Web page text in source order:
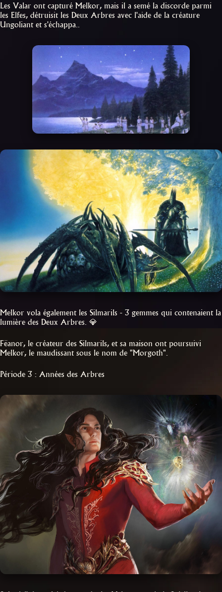
Les Valar ont capturé Melkor, mais il a semé la discorde parmi
les Elfes, détruisit les Deux Arbres avec l'aide de la créature
Ungoliant et s'échappa..
Melkor vola également les Silmarils - 3 gemmes qui contenaient la
lumière des Deux Arbres. 💎
Fëanor, le créateur des Silmarils, et sa maison ont poursuivi
Melkor, le maudissant sous le nom de "Morgoth".
Période 3 : Années des Arbres